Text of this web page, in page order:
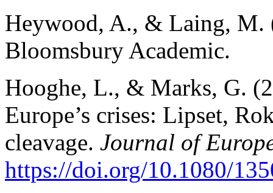
Heywood, A., & Laing, M.
Bloomsbury Academic.
Hooghe, L., & Marks, G.
Europe’s crises: Lipset,
cleavage. Journal of
https://doi.org/10.1080/